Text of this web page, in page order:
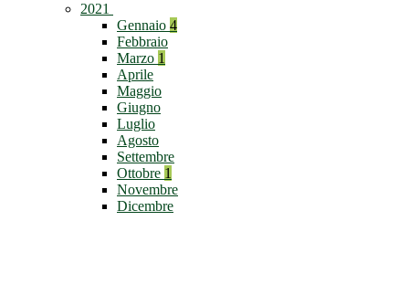
2021
Gennaio 4
Febbraio
Marzo 1
Aprile
Maggio
Giugno
Luglio
Agosto
Settembre
Ottobre 1
Novembre
Dicembre